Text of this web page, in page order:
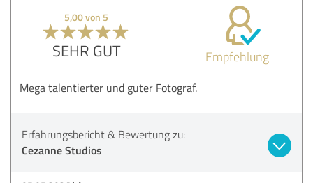
5,00 von 5
SEHR GUT Empfehlung
Mega talentierter und guter Fotograf.
Erfahrungsbericht & Bewertung zu:
Cezanne Studios